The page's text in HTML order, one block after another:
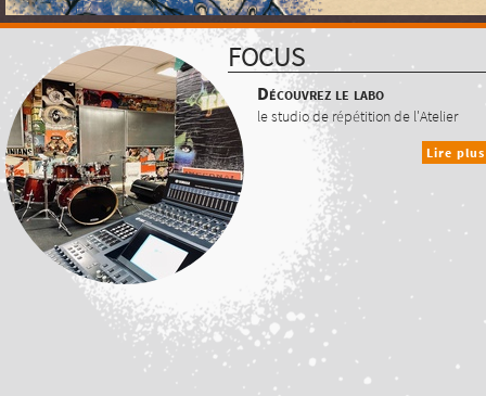
FOCUS
Découvrez le labo
le studio de répétition de l'Atelier
Lire plus